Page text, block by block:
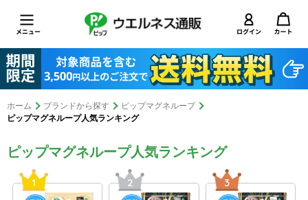
ホーム ブランドから探す
ピップマグネループ
ピップマグネループ人気ランキング
ピップマグネループ人気ランキング
1 2 3